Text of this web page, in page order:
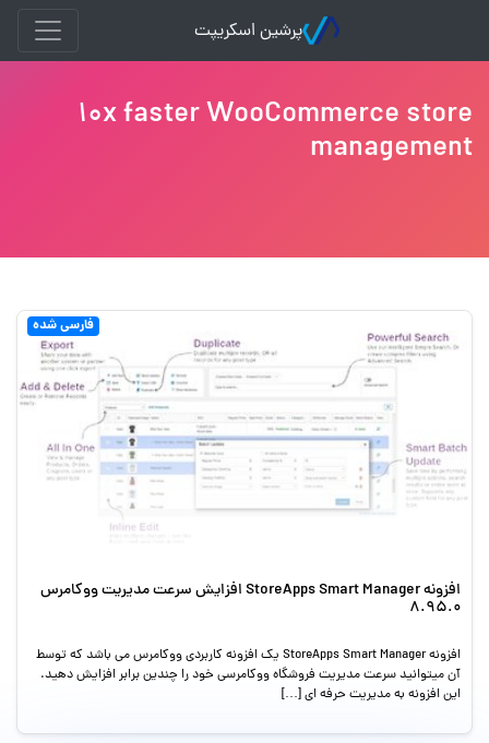
پرشین اسکریپت
10x faster WooCommerce store
management
فارسی شده
افزونه StoreApps Smart Manager افزایش سرعت مدیریت ووکامرس
8.95.0
افزونه StoreApps Smart Manager یک افزونه کاربردی ووکامرس می باشد که توسط
آن میتوانید سرعت مدیریت فروشگاه ووکامرسی خود را چندین برابر افزایش دهید.
این افزونه به مدیریت حرفه ای […]